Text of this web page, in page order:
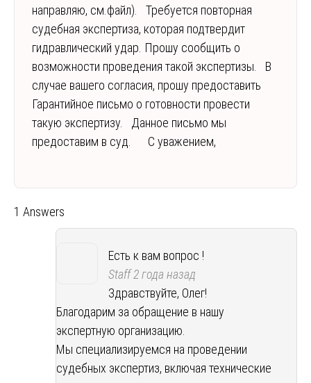
направляю, см.файл). Требуется повторная
судебная экспертиза, которая подтвердит
гидравлический удар. Прошу сообщить о
возможности проведения такой экспертизы. В
случае вашего согласия, прошу предоставить
Гарантийное письмо о готовности провести
такую экспертизу. Данное письмо мы
предоставим в суд. С уважением,
1 Answers
Есть к вам вопрос !
Staff2 года назад
Здравствуйте, Олег!
Благодарим за обращение в нашу
экспертную организацию.
Мы специализируемся на проведении
судебных экспертиз, включая технические